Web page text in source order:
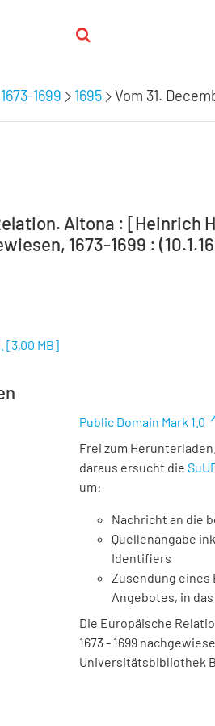
1699 1695 Vom 31.
Altona : [Heinrich
1673-1699 :
[3,00 MB]
Public Domain Mark 1.0
Frei zum
daraus ersucht die
um:
Nachricht an die
Quellenangabe
Identifiers
Zusendung
Angebotes, in
Die Europäische
1673 - 1699
Universitätsbibliothek